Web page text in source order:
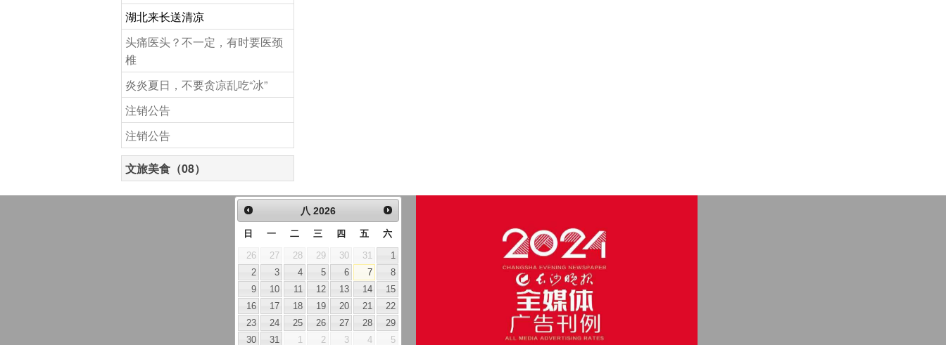
湖北来长送清凉
头痛医头？不一定，有时要医颈
椎
炎炎夏日，不要贪凉乱吃“冰”
注销公告
注销公告
文旅美食（08）
八 2026
日 一 二 三 四 五 六
26 27 28 29 30 31
1
2
3 4 5 6 7
8
9
10 11 12 13 14
15
16
17 18 19 20 21
22
23
24 25 26 27 28
29
30
31 1 2 3 4 5